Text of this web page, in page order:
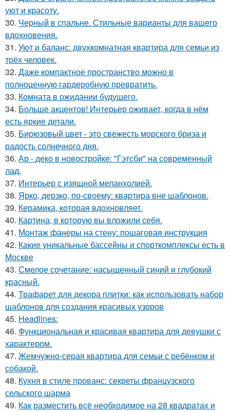
уют и красоту.
30. Черный в спальне. Стильные варианты для вашего
вдохновения.
31. Уют и баланс: двухкомнатная квартира для семьи из
трёх человек.
32. Даже компактное пространство можно в
полноценную гардеробную превратить.
33. Комната в ожидании будущего.
34. Больше акцентов! Интерьер оживает, когда в нём
есть яркие детали.
35. Бирюзовый цвет - это свежесть морского бриза и
радость солнечного дня.
36. Ар - деко в новостройке: "Гэтсби" на современный
лад.
37. Интерьер с изящной меланхолией.
38. Ярко, дерзко, по-своему: квартира вне шаблонов.
39. Керамика, которая вдохновляет.
40. Картина, в которую вы вложили себя.
41. Монтаж фанеры на стену: пошаговая инструкция
42. Какие уникальные бассейны и спорткомплексы есть в
Москве
43. Смелое сочетание: насыщенный синий и глубокий
красный.
44. Трафарет для декора плитки: как использовать набор
шаблонов для создания красивых узоров
45. Headlines:
46. Функциональная и красивая квартира для девушки с
характером.
47. Жемчужно-серая квартира для семьи с ребёнком и
собакой.
48. Кухня в стиле прованс: секреты французского
сельского шарма
49. Как разместить всё необходимое на 28 квадратах и